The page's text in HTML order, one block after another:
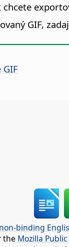
chcete
GIF,
binding
the Mozilla